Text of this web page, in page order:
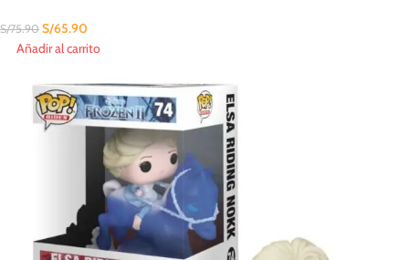
S/75.90 S/65.90
Añadir al carrito